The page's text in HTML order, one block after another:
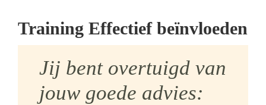
Training Effectief beïnvloeden
Jij bent overtuigd van
jouw goede advies: